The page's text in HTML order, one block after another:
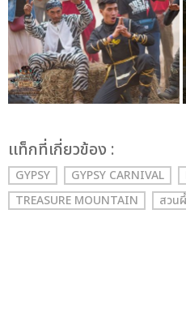
เเท็กที่เกี่ยวข้อง :
GYPSY GYPSY CARNIVAL
TREASURE MOUNTAIN
สวน